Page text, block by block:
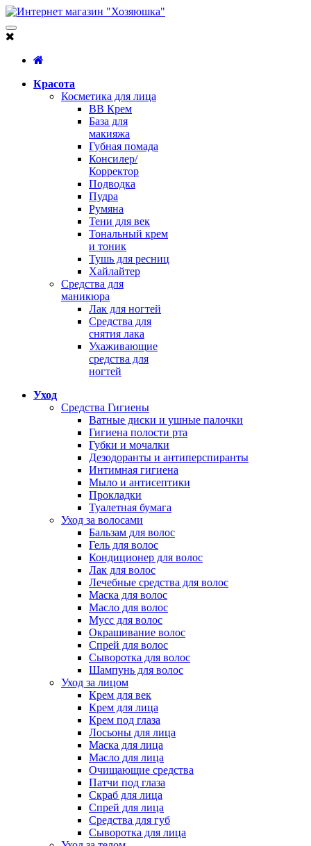
Красота
Косметика для лица
BB Крем
База для
макияжа
Губная помада
Консилер/
Корректор
Подводка
Пудра
Румяна
Тени для век
Тональный крем
и тоник
Тушь для ресниц
Хайлайтер
Средства для
маникюра
Лак для ногтей
Средства для
снятия лака
Ухаживающие
средства для
ногтей
Уход
Средства Гигиены
Ватные диски и ушные палочки
Гигиена полости рта
Губки и мочалки
Дезодоранты и антиперспиранты
Интимная гигиена
Мыло и антисептики
Прокладки
Туалетная бумага
Уход за волосами
Бальзам для волос
Гель для волос
Кондиционер для волос
Лак для волос
Лечебные средства для волос
Маска для волос
Масло для волос
Мусс для волос
Окрашивание волос
Спрей для волос
Сыворотка для волос
Шампунь для волос
Уход за лицом
Крем для век
Крем для лица
Крем под глаза
Лосьоны для лица
Маска для лица
Масло для лица
Очищающие средства
Патчи под глаза
Скраб для лица
Спрей для лица
Средства для губ
Сыворотка для лица